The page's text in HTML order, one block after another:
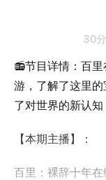
30
📻节目详情：百
游，了解了这里
了对世界的新认知
【本期主播】：
百里：裸辞十年